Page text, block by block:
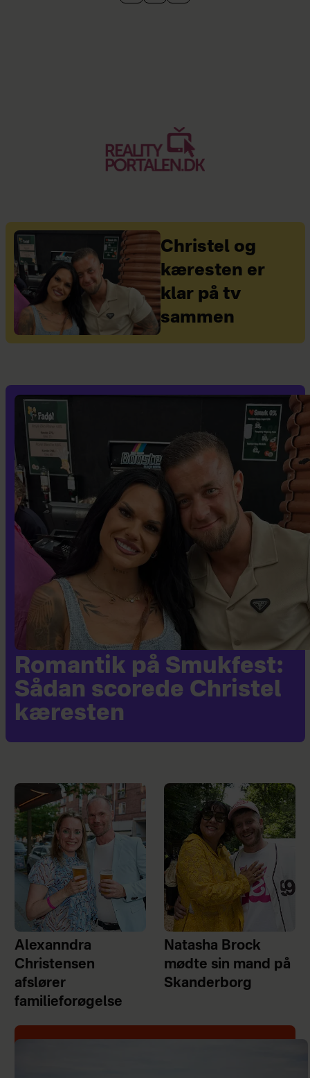
Christel og
kæresten er
klar på tv
sammen
Romantik på Smukfest:
Sådan scorede Christel
kæresten
Alexanndra
Christensen
afslører
familieforøgelse
Natasha Brock
mødte sin mand på
Skanderborg